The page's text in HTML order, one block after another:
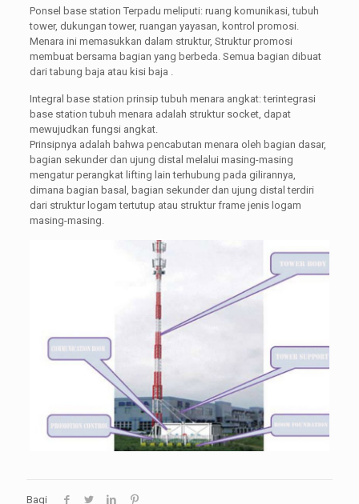
Ponsel base station Terpadu meliputi: ruang komunikasi, tubuh
tower, dukungan tower, ruangan yayasan, kontrol promosi.
Menara ini memasukkan dalam struktur, Struktur promosi
membuat bersama bagian yang berbeda. Semua bagian dibuat
dari tabung baja atau kisi baja .
Integral base station prinsip tubuh menara angkat: terintegrasi
base station tubuh menara adalah struktur socket, dapat
mewujudkan fungsi angkat.
Prinsipnya adalah bahwa pencabutan menara oleh bagian dasar,
bagian sekunder dan ujung distal melalui masing-masing
mengatur perangkat lifting lain terhubung pada gilirannya,
dimana bagian basal, bagian sekunder dan ujung distal terdiri
dari struktur logam tertutup atau struktur frame jenis logam
masing-masing.
Bagi